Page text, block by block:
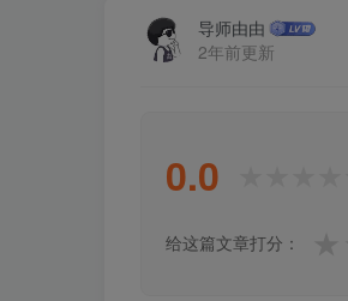
导师由由
2年前更新
0.0
给这篇文章打分：